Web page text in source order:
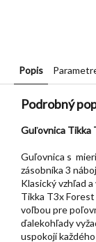
Popis
Podrobný
Guľovnica Tikka
Guľovnica s
zásobníka 3
Klasický vzhľad
Tikka T3x
voľbou pre
ďalekohľady
uspokojí